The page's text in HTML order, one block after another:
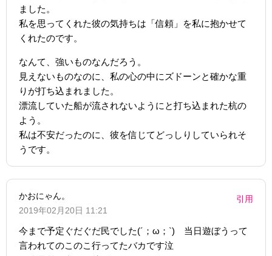
ました。
私を思ってくれた彼の気持ちは「信頼」を私に抱かせて
くれたのです。
なんて、強いものなんだろう。
見えないものなのに、私の心の中にズドーンと確かな重
りが打ち込まれました。
漂流していた船が流されないようにと打ち込まれた杭の
よう。
私は不安だったのに、彼を信じてどっしりしていられそ
うです。
かおにゃん。
2019年02月20日 11:21
引用
今まで予定ぐだぐだ民でした(´；ω；`) 当日遊ぼうって
言われてのこのこ行ってたバカです泣